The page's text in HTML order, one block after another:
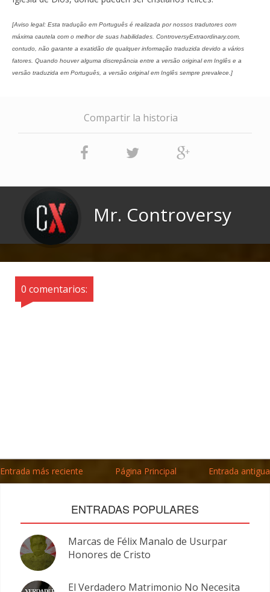
[Aviso legal: Esta tradução em Português é realizada por nossos tradutores com
máxima cautela com o melhor de suas habilidades. ControversyExtraordinary.com,
contudo, não garante a exatidão de qualquer informação traduzida devido a vários
fatores. Quando houver alguma discrepância entre a versão original em Inglês e a
versão traduzida em Português, a versão original em Inglês sempre prevalece.]
Compartir la historia
Mr. Controversy
0 comentarios:
Entrada más reciente Página Principal Entrada antigua
ENTRADAS POPULARES
Marcas de Félix Manalo de Usurpar
Honores de Cristo
El Verdadero Matrimonio No Necesita